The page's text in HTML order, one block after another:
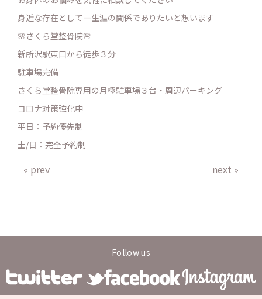
身近な存在として一生涯の関係でありたいと想います
🌸さくら堂整骨院🌸
新所沢駅東口から徒歩３分
駐車場完備
さくら堂整骨院専用の月極駐車場３台・周辺パーキング
コロナ対策強化中
平日：予約優先制
土/日：完全予約制
« prev next »
Follow us